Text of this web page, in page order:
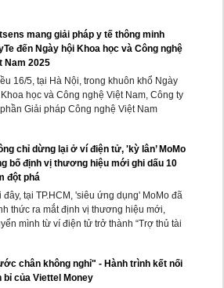
mang giải pháp y tế thông minh
đến Ngày hội Khoa học và Công nghệ
Nam 2025
16/5, tại Hà Nội, trong khuôn khổ Ngày
Khoa học và Công nghệ Việt Nam, Công ty
Giải pháp Công nghệ Việt Nam
chỉ dừng lại ở ví điện tử, 'kỳ lân’ MoMo
bố định vị thương hiệu mới ghi dấu 10
đột phá
đây, tại TP.HCM, 'siêu ứng dụng' MoMo đã
thức ra mắt định vị thương hiệu mới,
mình từ ví điện tử trở thành “Trợ thủ tài
chân không nghỉ" - Hành trình kết nối
bỉ của Viettel Money